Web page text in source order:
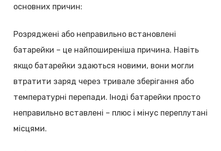
основних причин:
Розряджені або неправильно встановлені
батарейки – це найпоширеніша причина. Навіть
якщо батарейки здаються новими, вони могли
втратити заряд через тривале зберігання або
температурні перепади. Іноді батарейки просто
неправильно вставлені – плюс і мінус переплутані
місцями.